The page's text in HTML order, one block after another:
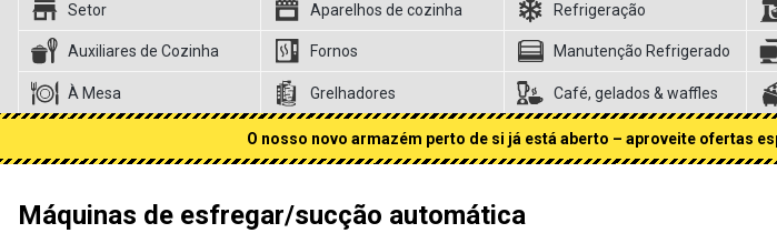
Setor Aparelhos de cozinha Refrigeração
Auxiliares de Cozinha Fornos Manutenção Refrigerado
À Mesa Grelhadores Café, gelados & waffles
O nosso novo armazém perto de si já está aberto – aproveite ofertas
Máquinas de esfregar/sucção automática